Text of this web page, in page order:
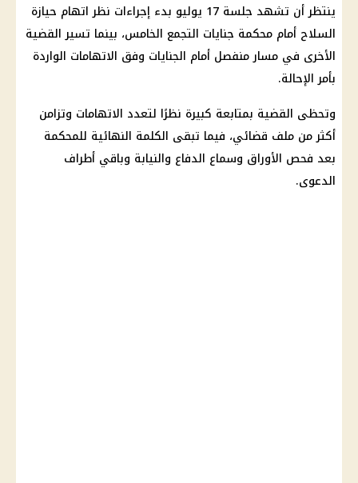
ينتظر أن تشهد جلسة 17 يوليو بدء إجراءات نظر اتهام حيازة
السلاح أمام محكمة جنايات التجمع الخامس، بينما تسير القضية
الأخرى في مسار منفصل أمام الجنايات وفق الاتهامات الواردة
بأمر الإحالة.
وتحظى القضية بمتابعة كبيرة نظرًا لتعدد الاتهامات وتزامن
أكثر من ملف قضائي، فيما تبقى الكلمة النهائية للمحكمة
بعد فحص الأوراق وسماع الدفاع والنيابة وباقي أطراف
الدعوى.